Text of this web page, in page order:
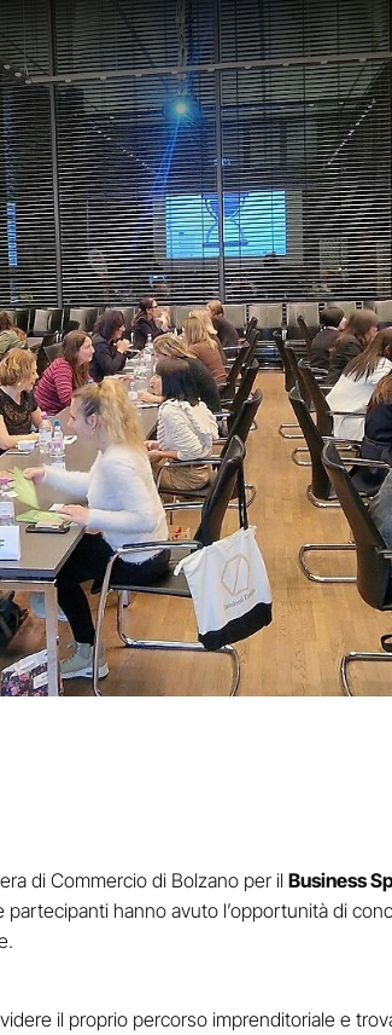
di Commercio di Bolzano per ilBusiness
hanno avuto l’opportunità di
il proprio percorso imprenditoriale e